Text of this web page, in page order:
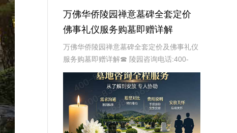
万佛华侨陵园禅意墓碑全套定价
佛事礼仪服务购墓即赠详解
万佛华侨陵园禅意墓碑全套定价及佛事礼仪
服务购墓即赠详解☎ 陵园咨询电话:400-
838-5063在现代社会，人们对生命的尊重
和对身后事的安排越来越重视。万佛华侨陵
园作为一家专业的陵园，提供禅意墓碑全